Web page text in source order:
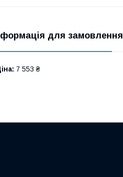
для замовлення
7 553 ₴